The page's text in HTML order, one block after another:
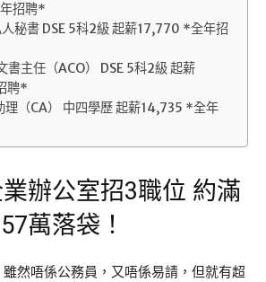
招聘*
秘書 DSE 5科2級 起薪17,770 *全年招
主任（ACO） DSE 5科2級 起薪
聘*
（CA） 中四學歷 起薪14,735 *全年
辦公室招3職位 約滿
萬落袋！
然唔係公務員，又唔係易請，但就有超